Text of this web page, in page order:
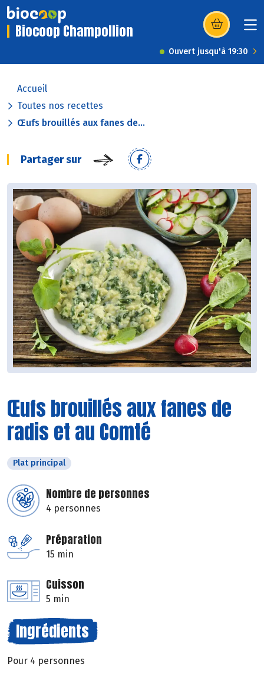
Biocoop Champollion (s’ouvre dans
Ouvert jusqu'à 19:30
Accueil
Toutes nos recettes
Œufs brouillés aux fanes de...
Partager sur
Œufs brouillés aux fanes de
radis et au Comté
Plat principal
Nombre de personnes
4 personnes
Préparation
15 min
Cuisson
5 min
Ingrédients
Pour 4 personnes